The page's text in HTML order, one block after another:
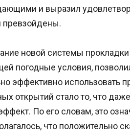
и выразил
новой системы
погодные условия,
эффективно использовать
открытий стало то, что
По его словам, это
что положительно